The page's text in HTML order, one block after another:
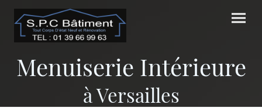
Menuiserie Intérieure
à Versailles